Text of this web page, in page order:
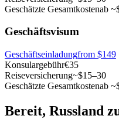
Geschätzte Gesamtkostenab
Geschäftsvisum
Geschäftseinladungfrom $149
Konsulargebühr€35
Reiseversicherung~$15–30
Geschätzte Gesamtkostenab
Bereit, Russland